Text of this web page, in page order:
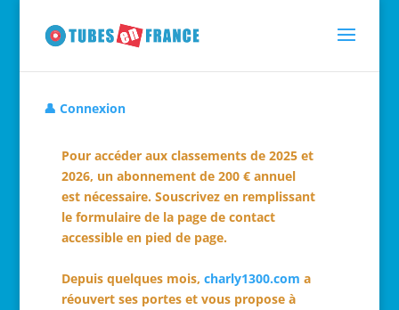
👤 Connexion
Pour accéder aux classements de 2025 et
2026, un abonnement de 200 € annuel
est nécessaire. Souscrivez en remplissant
le formulaire de la page de contact
accessible en pied de page.
Depuis quelques mois, charly1300.com a
réouvert ses portes et vous propose à